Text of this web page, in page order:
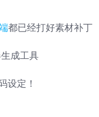
都已经打好素材补丁
成工具
设定！